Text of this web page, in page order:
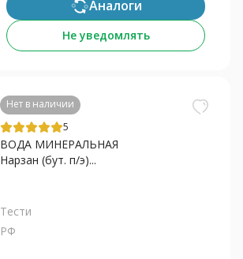
Аналоги
Не уведомлять
Нет в наличии
5
ВОДА МИНЕРАЛЬНАЯ
Нарзан (бут. п/э)...
Тести
РФ